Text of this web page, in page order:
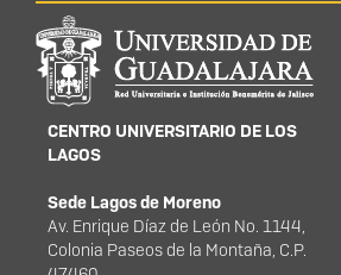
Información del
portal
CENTRO UNIVERSITARIO DE LOS
LAGOS
Sede Lagos de Moreno
Av. Enrique Díaz de León No. 1144,
Colonia Paseos de la Montaña, C.P.